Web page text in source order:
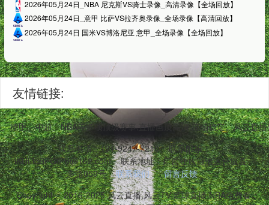
2026年05月24日_NBA 尼克斯VS骑士录像_高清录像【全场回放】
2026年05月24日_意甲 比萨VS拉齐奥录像_全场录像【高清回放】
2026年05月24日 国米VS博洛尼亚 意甲_全场录像【全场回放】
友情链接:
甲、中超、NBA等多项顶级赛事,直播画质高清,流畅稳定。风云
联系电话：191-9247-7210
联系邮箱：
iKHLldBPGtPB@162.com
联系地址：广西壮族自治区长垣县一
多路059号
联系我们
留言反馈
Copyright © 2016-2025 风云直播,风云TV,足球直播,NBA免费看,